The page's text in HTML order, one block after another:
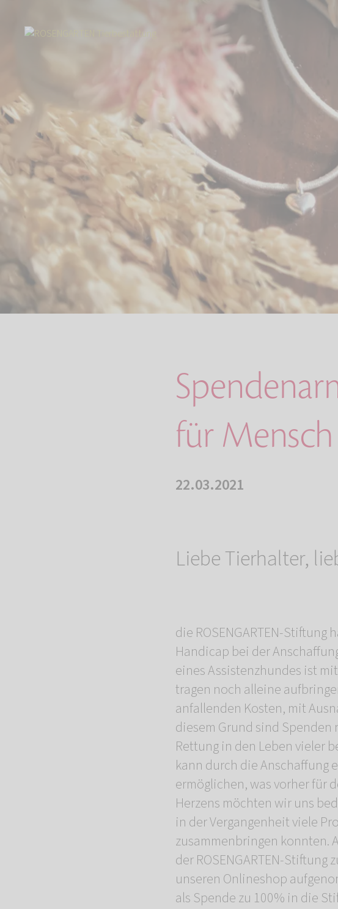
Spendenarmband - Gemeinsam für Mensch und Tier
für
22.03.2021
Liebe Tierhalter,
die ROSENGARTEN-
Handicap bei der
eines Assistenzhundes ist
tragen noch alleine
anfallenden Kosten, mit
diesem Grund sind
Rettung in den Leben vieler
kann durch die Anschaffung
ermöglichen, was vorher für
Herzens möchten wir uns
in der Vergangenheit viele
zusammenbringen konnten.
der ROSENGARTEN-
unseren Onlineshop
als Spende zu 100% in die